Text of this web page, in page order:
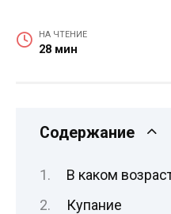
НА ЧТЕНИЕ
28 мин
Содержание
В каком
Купание